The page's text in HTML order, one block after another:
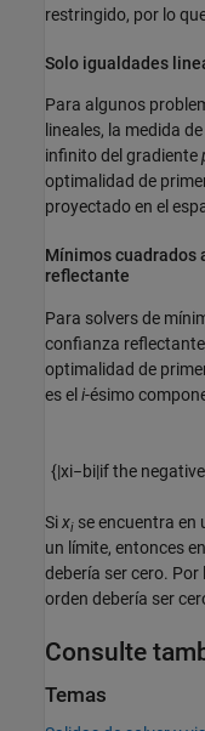
restringido, por lo
Solo igualdades
Para algunos
lineales, la medida
infinito del gradiente
optimalidad de
proyectado en el
Mínimos cuadrados
reflectante
Para solvers de
confianza
optimalidad de
es el i-ésimo
{|xi−bi|if the
Sixi se encuentra en
un límite, entonces
debería ser cero.
orden debería ser
Consulte
Temas